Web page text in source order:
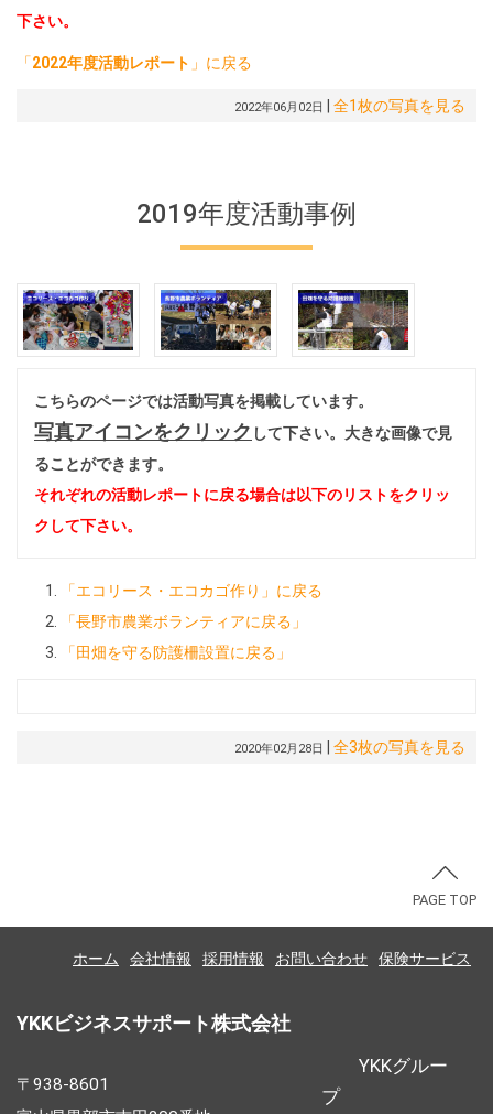
下さい。
「2022年度活動レポート 」に戻る
2022年06月02日 全1枚の写真を見る
2019年度活動事例
こちらのページでは活動写真を掲載しています。
写真アイコンをクリック して下さい。大きな画像で見
ることができます。
それぞれの活動レポートに戻る場合は以下のリストをクリッ
クして下さい。
「エコリース・エコカゴ作り」に戻る
「長野市農業ボランティアに戻る」
「田畑を守る防護柵設置に戻る」
2020年02月28日 全3枚の写真を見る
PAGE TOP
ホーム 会社情報 採用情報 お問い合わせ 保険サービス
YKKビジネスサポート株式会社
〒938-8601
YKKグルー
プ